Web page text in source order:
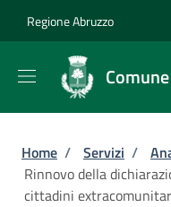
Regione Abruzzo
Briciole di
Home / Servizi /
Rinnovo della
cittadini